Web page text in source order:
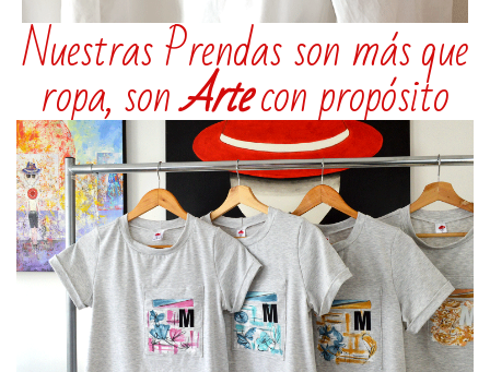
Nuestras Prendas son más que
ropa, sonArtecon propósito